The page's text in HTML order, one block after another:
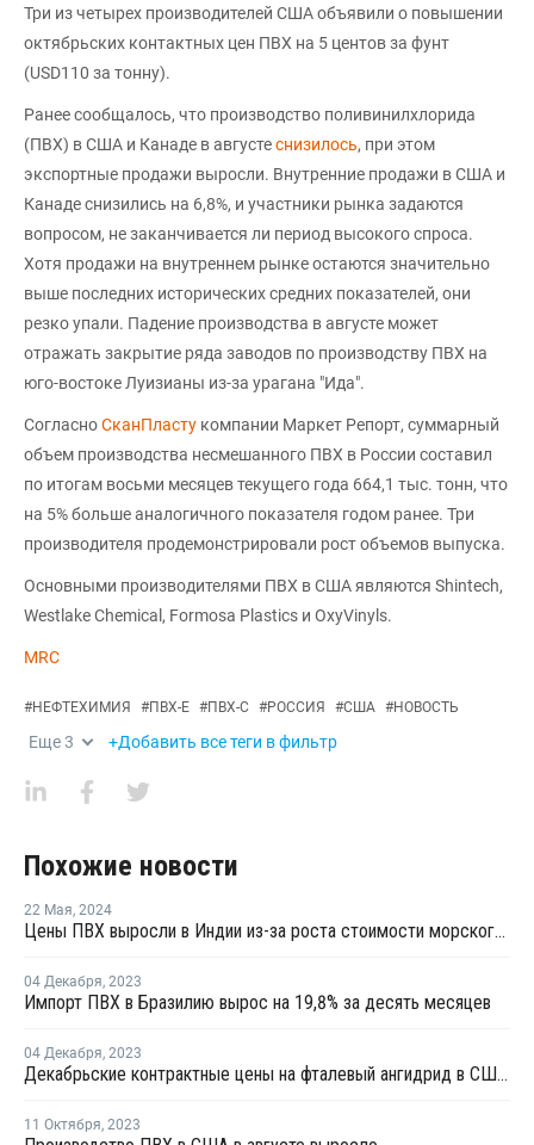
Три из четырех производителей США объявили о повышении
октябрьских контактных цен ПВХ на 5 центов за фунт
(USD110 за тонну).
Ранее сообщалось, что производство поливинилхлорида
(ПВХ) в США и Канаде в августеснизилось, при этом
экспортные продажи выросли. Внутренние продажи в США и
Канаде снизились на 6,8%, и участники рынка задаются
вопросом, не заканчивается ли период высокого спроса.
Хотя продажи на внутреннем рынке остаются значительно
выше последних исторических средних показателей, они
резко упали. Падение производства в августе может
отражать закрытие ряда заводов по производству ПВХ на
юго-востоке Луизианы из-за урагана "Ида".
СогласноСканПласту компании Маркет Репорт, суммарный
объем производства несмешанного ПВХ в России составил
по итогам восьми месяцев текущего года 664,1 тыс. тонн, что
на 5% больше аналогичного показателя годом ранее. Три
производителя продемонстрировали рост объемов выпуска.
Основными производителями ПВХ в США являются Shintech,
Westlake Chemical, Formosa Plastics и OxyVinyls.
MRC
#НЕФТЕХИМИЯ #ПВХ-Е #ПВХ-С #РОССИЯ #США #НОВОСТЬ
Еще3 +Добавить все теги в фильтр
Похожие новости
22 Мая, 2024
Цены ПВХ выросли в Индии из-за роста стоимости морского фрахта на фоне торговой войны между США и Китаем
04 Декабря, 2023
Импорт ПВХ в Бразилию вырос на 19,8% за десять месяцев
04 Декабря, 2023
Декабрьские контрактные цены на фталевый ангидрид в США снизились
11 Октября, 2023